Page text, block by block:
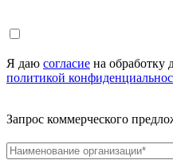
Я даю согласие на обработку
политикой
Запрос коммерческого